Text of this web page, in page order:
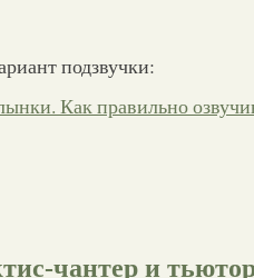
подзвучки:
чантер и